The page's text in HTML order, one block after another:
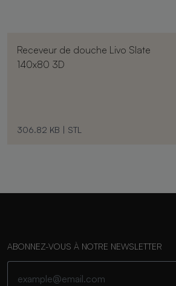
Receveur de douche Livo Slate
140x80 3D
306.82 KB | STL
ABONNEZ-VOUS À NOTRE NEWSLETTER